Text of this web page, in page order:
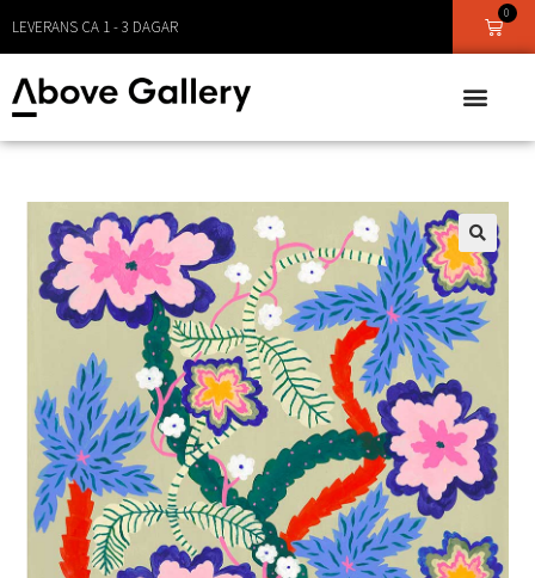
LEVERANS CA 1 - 3 DAGAR
0
🔍